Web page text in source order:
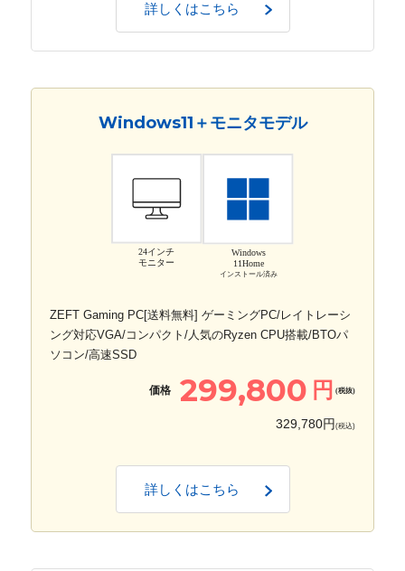
詳しくはこちら
Windows11＋モニタモデル
24インチ
モニター
Windows
11Home
インストール済み
ZEFT Gaming PC[送料無料] ゲーミングPC/レイトレーシ
ング対応VGA/コンパクト/人気のRyzen CPU搭載/BTOパ
ソコン/高速SSD
価格 299,800 円 (税抜)
329,780円 (税込)
詳しくはこちら